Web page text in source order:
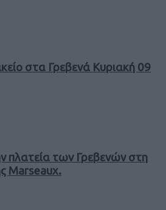
στα Γρεβενά Κυριακή 09
πλατεία των Γρεβενών στη
Marseaux.